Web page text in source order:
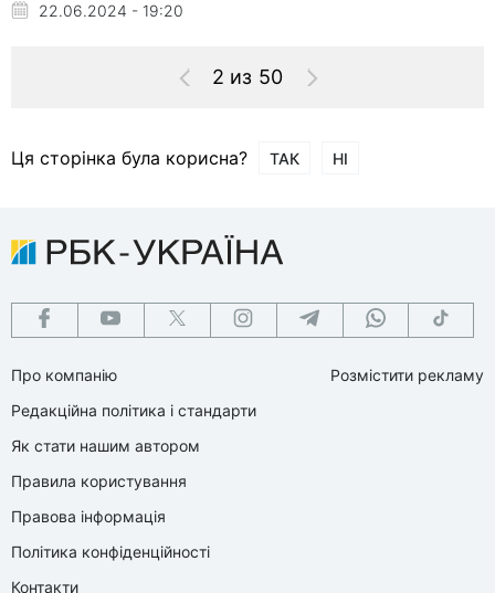
22.06.2024 - 19:20
2 из 50
Ця сторінка була корисна? ТАК НІ
Про компанію
Редакційна політика і стандарти
Як стати нашим автором
Правила користування
Правова інформація
Політика конфіденційності
Контакти
Розмістити рекламу